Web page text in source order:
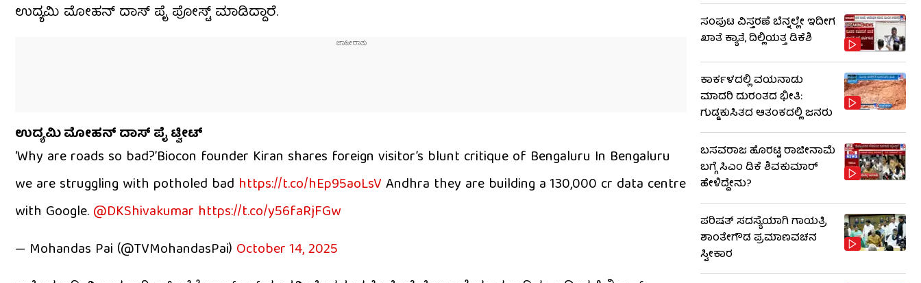
ಉದ್ಯಮಿ ಮೋಹನ್ ದಾಸ್ ಪೈ ಪೋಸ್ಟ್ ಮಾಡಿದ್ದಾರೆ.
ಉದ್ಯಮಿ ಮೋಹನ್ ದಾಸ್ ಪೈ ಟ್ವೀಟ್
‘Why are roads so bad?’Biocon founder Kiran shares foreign visitor’s blunt critique of Bengaluru In Bengaluru
we are struggling with potholed badhttps://t.co/hEp95aoLsV
Andhra they are building a 130,000 cr data centre
with Google. ⁦
@DKShivakumar
https://t.co/y56faRjFGw
— Mohandas Pai (@TVMohandasPai)
ಸಂಪುಟ ವಿಸ್ತರಣೆ ಬೆನ್ನಲ್ಲೇ ಇದೀಗ
ಖಾತೆ ಕ್ಯಾತೆ, ದಿಲ್ಲಿಯತ್ತ ಡಿಕೆಶಿ
ಕಾರ್ಕಳದಲ್ಲಿ ವಯನಾಡು
ಮಾದರಿ ದುರಂತದ ಭೀತಿ:
ಗುಡ್ಡಕುಸಿತದ ಆತಂಕದಲ್ಲಿ ಜನರು
ಬಸವರಾಜ ಹೊರಟ್ಟಿ ರಾಜೀನಾಮೆ
ಬಗ್ಗೆ ಸಿಎಂ ಡಿಕೆ ಶಿವಕುಮಾರ್
ಹೇಳಿದ್ದೇನು?
ಪರಿಷತ್ ಸದಸ್ಯೆಯಾಗಿ ಗಾಯತ್ರಿ
ಶಾಂತೇಗೌಡ ಪ್ರಮಾಣವಚನ
ಸ್ವೀಕಾರ